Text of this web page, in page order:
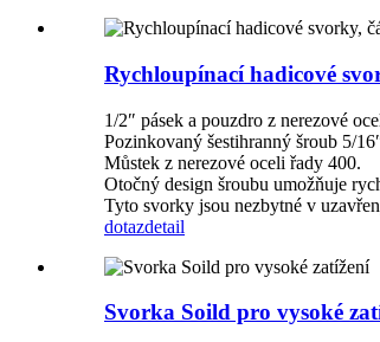
Rychloupínací hadicové
1/2″ pásek a pouzdro z nerezové
Pozinkovaný šestihranný šroub 5/
Můstek z nerezové oceli řady 400.
Otočný design šroubu umožňuje
Tyto svorky jsou nezbytné v
dotazdetail
Svorka Soild pro vysoké